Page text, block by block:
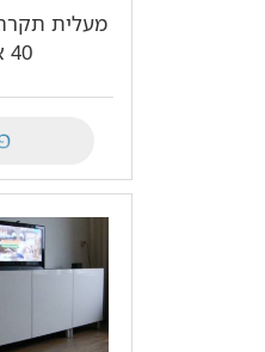
40 אינץ'